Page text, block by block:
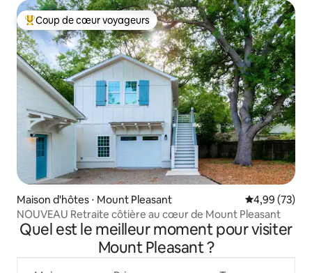
Coups de cœur voyageurs les plus appréciés
Coup de cœur voyageurs
Maison d'hôtes ⋅ Mount Pleasant Évaluation
4,99 (73)
NOUVEAU Retraite côtière au cœur de Mount Pleasant
Quel est le meilleur moment pour visiter
Mount Pleasant ?